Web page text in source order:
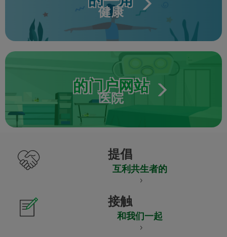
健康
的门户网站
医院
提倡
互利共生者的
接触
和我们一起